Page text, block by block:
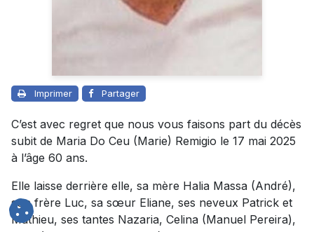
Imprimer Partager
C’est avec regret que nous vous faisons part du décès
subit de Maria Do Ceu (Marie) Remigio le 17 mai 2025
à l’âge 60 ans.
Elle laisse derrière elle, sa mère Halia Massa (André),
son frère Luc, sa sœur Eliane, ses neveux Patrick et
Mathieu, ses tantes Nazaria, Celina (Manuel Pereira),